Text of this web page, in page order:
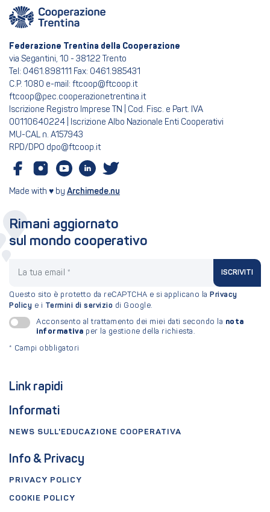
Federazione Trentina della Cooperazione
via Segantini, 10 - 38122 Trento
Tel: 0461.898111 Fax: 0461.985431
C.P. 1080 e-mail: ftcoop@ftcoop.it
ftcoop@pec.cooperazionetrentina.it
Iscrizione Registro Imprese TN | Cod. Fisc. e Part. IVA
00110640224 | Iscrizione Albo Nazionale Enti Cooperativi
MU-CAL n. A157943
RPD/DPO dpo@ftcoop.it
Made with ♥ by Archimede.nu
Link rapidi
Informati
NEWS SULL'EDUCAZIONE COOPERATIVA
Info & Privacy
PRIVACY POLICY
COOKIE POLICY
Rimani aggiornato
sul mondo cooperativo
ISCRIVITI
Questo sito è protetto da reCAPTCHA e si applicano la Privacy
Policy e i Termini di servizio di Google.
Acconsento al trattamento dei miei dati secondo la nota
informativa per la gestione della richiesta.
* Campi obbligatori